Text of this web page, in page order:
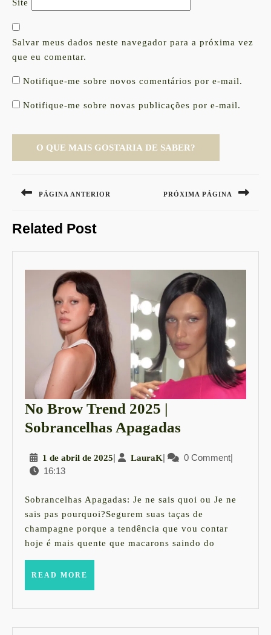
Site
Salvar meus dados neste navegador para a próxima vez
que eu comentar.
Notifique-me sobre novos comentários por e-mail.
Notifique-me sobre novas publicações por e-mail.
de
PÁGINA ANTERIOR
post:
PRÓXIMA PÁGINA
Related Post
No Brow Trend 2025 |
Sobrancelhas Apagadas
Trend
|
Sobrancelhas
Apagadas
1 de abril de 20251
de
2025
| LauraKLauraK
| 0 Comment|
16:13
Sobrancelhas Apagadas: Je ne sais quoi ou Je ne
sais pas pourquoi?Segurem suas taças de
champagne porque a tendência que vou contar
hoje é mais quente que macarons saindo do
READ MORE